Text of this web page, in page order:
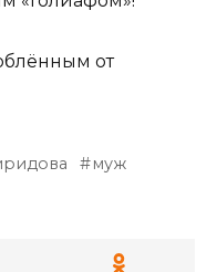
от
муж